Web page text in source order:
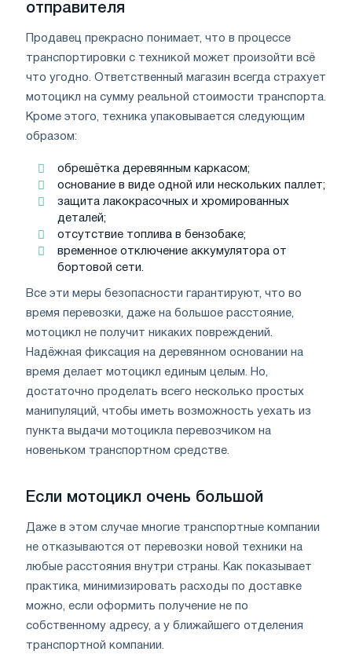
отправителя
Продавец прекрасно понимает, что в процессе
транспортировки с техникой может произойти всё
что угодно. Ответственный магазин всегда страхует
мотоцикл на сумму реальной стоимости транспорта.
Кроме этого, техника упаковывается следующим
образом:
обрешётка деревянным каркасом;
основание в виде одной или нескольких паллет;
защита лакокрасочных и хромированных
деталей;
отсутствие топлива в бензобаке;
временное отключение аккумулятора от
бортовой сети.
Все эти меры безопасности гарантируют, что во
время перевозки, даже на большое расстояние,
мотоцикл не получит никаких повреждений.
Надёжная фиксация на деревянном основании на
время делает мотоцикл единым целым. Но,
достаточно проделать всего несколько простых
манипуляций, чтобы иметь возможность уехать из
пункта выдачи мотоцикла перевозчиком на
новеньком транспортном средстве.
Если мотоцикл очень большой
Даже в этом случае многие транспортные компании
не отказываются от перевозки новой техники на
любые расстояния внутри страны. Как показывает
практика, минимизировать расходы по доставке
можно, если оформить получение не по
собственному адресу, а у ближайшего отделения
транспортной компании.